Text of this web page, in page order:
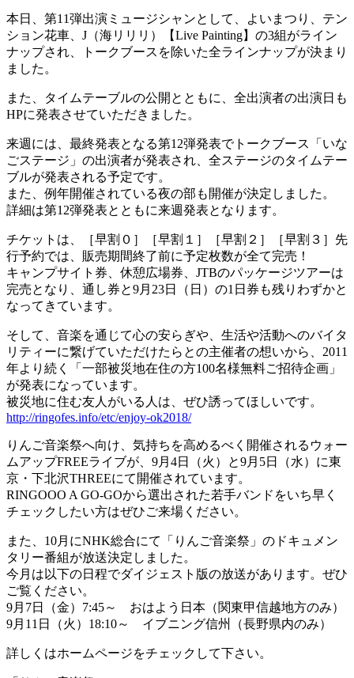
本日、第11弾出演ミュージシャンとして、よいまつり、テン
ション花車、J（海リリリ）【Live Painting】の3組がライン
ナップされ、トークブースを除いた全ラインナップが決まり
ました。
また、タイムテーブルの公開とともに、全出演者の出演日も
HPに発表させていただきました。
来週には、最終発表となる第12弾発表でトークブース「いな
ごステージ」の出演者が発表され、全ステージのタイムテー
ブルが発表される予定です。
また、例年開催されている夜の部も開催が決定しました。
詳細は第12弾発表とともに来週発表となります。
チケットは、［早割０］［早割１］［早割２］［早割３］先
行予約では、販売期間終了前に予定枚数が全て完売！
キャンプサイト券、休憩広場券、JTBのパッケージツアーは
完売となり、通し券と9月23日（日）の1日券も残りわずかと
なってきています。
そして、音楽を通じて心の安らぎや、生活や活動へのバイタ
リティーに繋げていただけたらとの主催者の想いから、2011
年より続く「一部被災地在住の方100名様無料ご招待企画」
が発表になっています。
被災地に住む友人がいる人は、ぜひ誘ってほしいです。
http://ringofes.info/etc/enjoy-ok2018/
りんご音楽祭へ向け、気持ちを高めるべく開催されるウォー
ムアップFREEライブが、9月4日（火）と9月5日（水）に東
京・下北沢THREEにて開催されています。
RINGOOO A GO-GOから選出された若手バンドをいち早く
チェックしたい方はぜひご来場ください。
また、10月にNHK総合にて「りんご音楽祭」のドキュメン
タリー番組が放送決定しました。
今月は以下の日程でダイジェスト版の放送があります。ぜひ
ご覧ください。
9月7日（金）7:45～ おはよう日本（関東甲信越地方のみ）
9月11日（火）18:10～ イブニング信州（長野県内のみ）
詳しくはホームページをチェックして下さい。